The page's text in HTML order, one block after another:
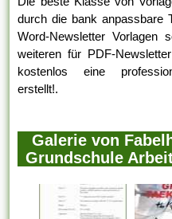
durch die bank anpassbare
Word-Newsletter
weiteren für PDF-
kostenlos eine
erstellt!.
Galerie von
Grundschule